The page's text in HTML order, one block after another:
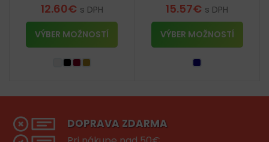
12.60€ s DPH
VÝBER MOŽNOSTÍ
15.57€ s DPH
VÝBER MOŽNOSTÍ
DOPRAVA ZDARMA